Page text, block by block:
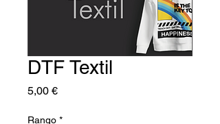
DTF Textil
5,00 €Precio
Rango *